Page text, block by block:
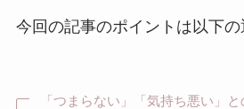
今回の記事のポイントは以下の
「つまらない」「気持ち悪い」